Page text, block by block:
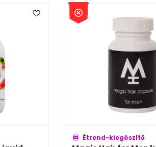
Étrend-kiegészítő